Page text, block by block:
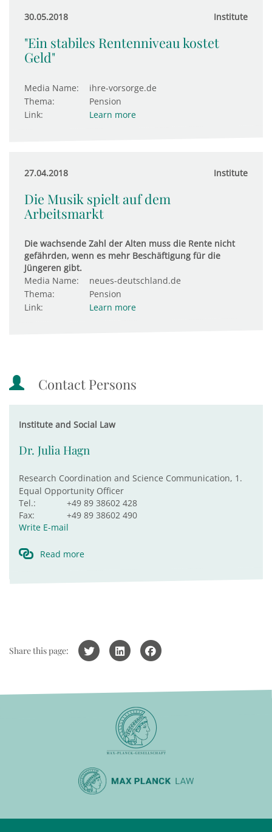
30.05.2018 Institute
"Ein stabiles Rentenniveau kostet
Geld"
Media Name:
ihre-vorsorge.de
Thema:
Pension
Link:
Learn more
27.04.2018 Institute
Die Musik spielt auf dem
Arbeitsmarkt
Die wachsende Zahl der Alten muss die Rente nicht
gefährden, wenn es mehr Beschäftigung für die
Jüngeren gibt.
Media Name:
neues-deutschland.de
Thema:
Pension
Link:
Learn more
Contact Persons
Institute and Social Law
Dr. Julia Hagn
Research Coordination and Science Communication, 1.
Equal Opportunity Officer
Tel.:
+49 89 38602 428
Fax:
+49 89 38602 490
Write E-mail
Read more
Share this page: